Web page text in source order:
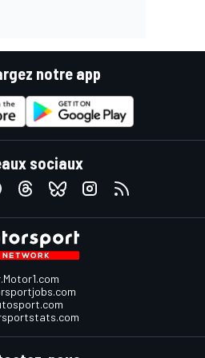
notre app
sociaux